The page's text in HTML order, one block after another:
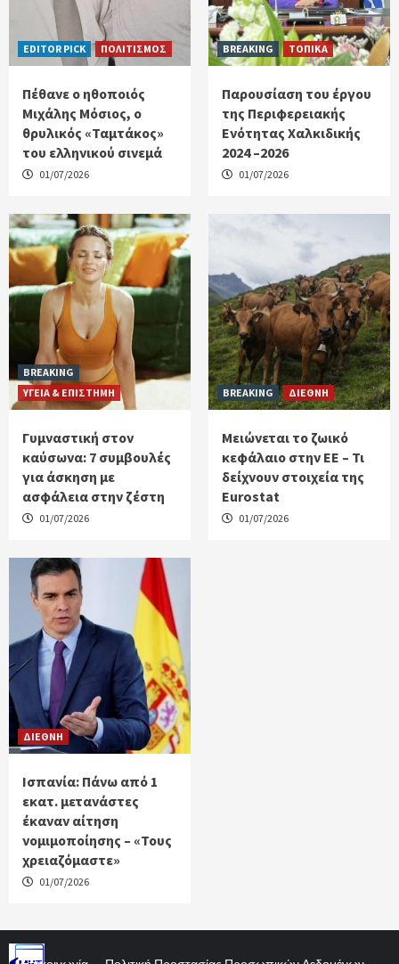
EDITOR PICK ΠΟΛΙΤΙΣΜΟΣ
Πέθανε ο ηθοποιός
Μιχάλης Μόσιος, ο
θρυλικός «Ταμτάκος»
του ελληνικού σινεμά
01/07/2026
BREAKING ΤΟΠΙΚΑ
Παρουσίαση του έργου
της Περιφερειακής
Ενότητας Χαλκιδικής
2024 –2026
01/07/2026
BREAKING
ΥΓΕΙΑ & ΕΠΙΣΤΗΜΗ
Γυμναστική στον
καύσωνα: 7 συμβουλές
για άσκηση με
ασφάλεια στην ζέστη
01/07/2026
BREAKING ΔΙΕΘΝΗ
Μειώνεται το ζωικό
κεφάλαιο στην ΕΕ – Τι
δείχνουν στοιχεία της
Eurostat
01/07/2026
ΔΙΕΘΝΗ
Ισπανία: Πάνω από 1
εκατ. μετανάστες
έκαναν αίτηση
νομιμοποίησης – «Τους
χρειαζόμαστε»
01/07/2026